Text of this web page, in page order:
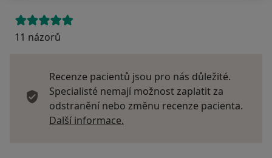
11 názorů
Recenze pacientů jsou pro nás důležité.
Specialisté nemají možnost zaplatit za
odstranění nebo změnu recenze pacienta.
Další informace.